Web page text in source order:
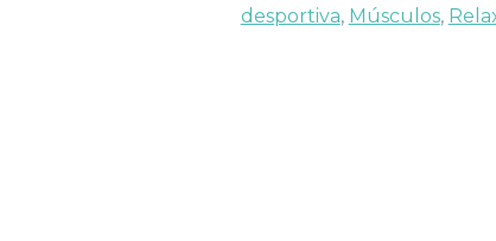
desportiva, Músculos,